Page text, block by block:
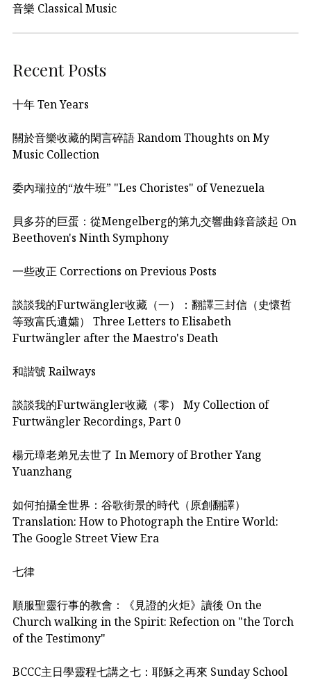
音樂 Classical Music
Recent Posts
十年 Ten Years
關於音樂收藏的閑言碎語 Random Thoughts on My
Music Collection
委內瑞拉的“放牛班” "Les Choristes" of Venezuela
貝多芬的巨蛋：從Mengelberg的第九交響曲錄音談起 On
Beethoven's Ninth Symphony
一些改正 Corrections on Previous Posts
談談我的Furtwängler收藏（一）：翻譯三封信（史懷哲
等致富氏遺孀） Three Letters to Elisabeth
Furtwängler after the Maestro's Death
和諧號 Railways
談談我的Furtwängler收藏（零） My Collection of
Furtwängler Recordings, Part 0
楊元璋老弟兄去世了 In Memory of Brother Yang
Yuanzhang
如何拍攝全世界：谷歌街景的時代（原創翻譯）
Translation: How to Photograph the Entire World:
The Google Street View Era
七律
順服聖靈行事的教會：《見證的火炬》讀後 On the
Church walking in the Spirit: Refection on "the Torch
of the Testimony"
BCCC主日學靈程七講之七：耶穌之再來 Sunday School